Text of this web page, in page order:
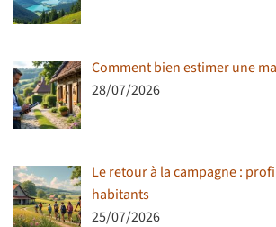
Comment bien estimer une
28/07/2026
Le retour à la campagne :
habitants
25/07/2026